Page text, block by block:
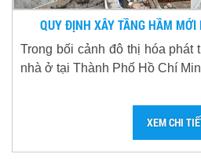
QUY ĐỊNH XÂY TẦNG HẦM
Trong bối cảnh đô thị hóa phát
nhà ở tại Thành Phố Hồ Chí
XEM CHI